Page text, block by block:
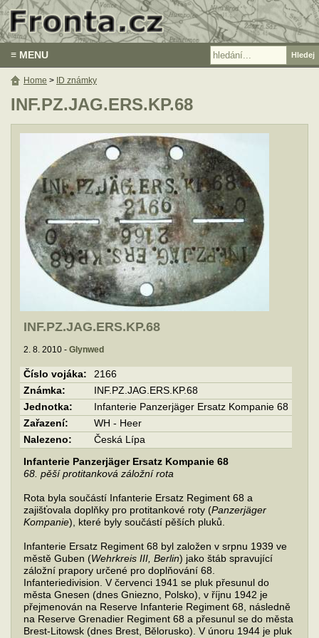
≡ MENU
INF.PZ.JAG.ERS.KP.68
INF.PZ.JAG.ERS.KP.68
2. 8. 2010 - Glynwed
Číslo vojáka:
2166
Známka:
INF.PZ.JAG.ERS.KP.68
Jednotka:
Infanterie Panzerjäger Ersatz Kompanie 68
Zařazení:
WH - Heer
Nalezeno:
Česká Lípa
Infanterie Panzerjäger Ersatz Kompanie 68
68. pěší protitanková záložní rota
Rota byla součástí Infanterie Ersatz Regiment 68 a
zajišťovala doplňky pro protitankové roty (Panzerjäger
Kompanie), které byly součástí pěších pluků.
Infanterie Ersatz Regiment 68 byl založen v srpnu 1939 ve
městě Guben (Wehrkreis III, Berlin) jako štáb spravující
záložní prapory určené pro doplňování 68.
Infanteriedivision. V červenci 1941 se pluk přesunul do
města Gnesen (dnes Gniezno, Polsko), v říjnu 1942 je
přejmenován na Reserve Infanterie Regiment 68, následně
na Reserve Grenadier Regiment 68 a přesunul se do města
Brest-Litowsk (dnes Brest, Bělorusko). V únoru 1944 je pluk
Home > ID známky